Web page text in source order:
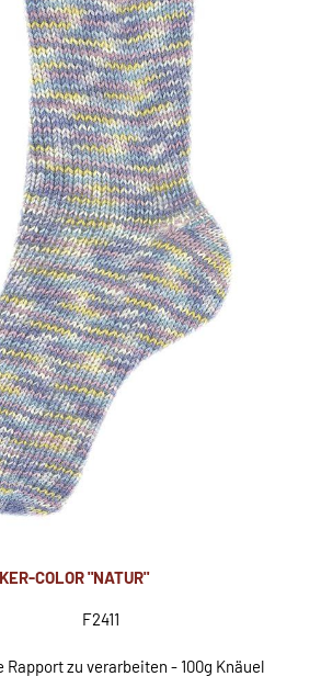
COLOR "NATUR"
F2411
zu verarbeiten - 100g Knäuel